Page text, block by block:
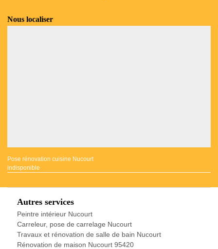
Nous localiser
Pose rénovation cuisine Nucourt
indisponible
Autres services
Peintre intérieur Nucourt
Carreleur, pose de carrelage Nucourt
Travaux et rénovation de salle de bain Nucourt
Rénovation de maison Nucourt 95420